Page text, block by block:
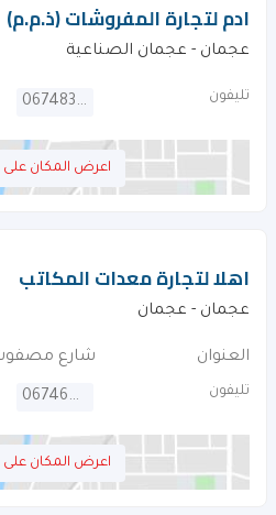
ادم لتجارة المفروشات (ذ.م.م)
عجمان - عجمان الصناعية
تليفون 067483550
اعرض المكان على
اهلا لتجارة معدات المكاتب
عجمان - عجمان
العنوان شارع
تليفون 067465742
اعرض المكان على